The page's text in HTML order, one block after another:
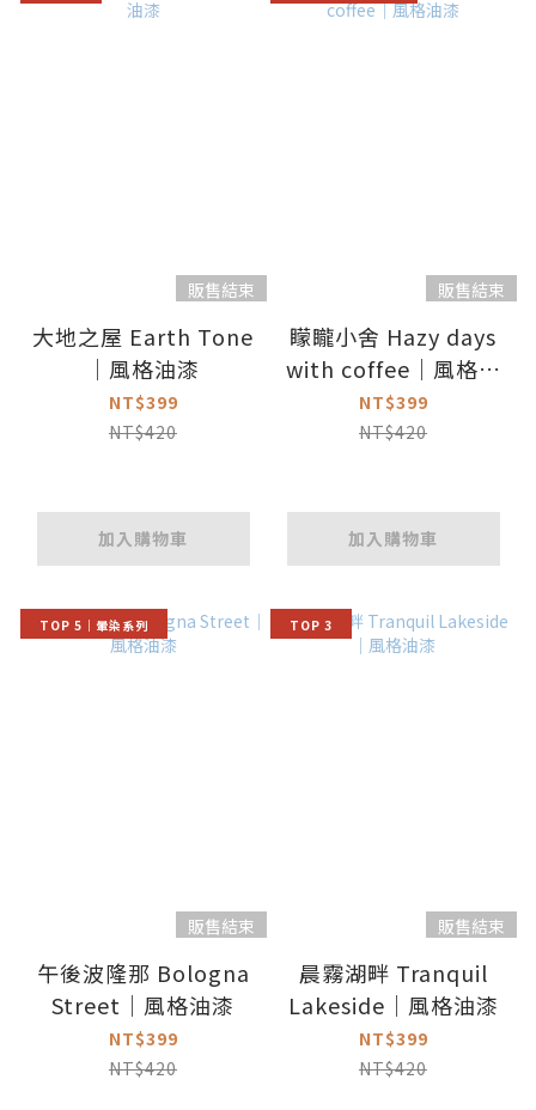
販售結束
大地之屋 Earth Tone
｜風格油漆
NT$399
NT$420
加入購物車
販售結束
矇矓小舍 Hazy days
with coffee｜風格油
漆
NT$399
NT$420
加入購物車
TOP 5｜暈染系列
販售結束
午後波隆那 Bologna
Street｜風格油漆
NT$399
NT$420
TOP 3
販售結束
晨霧湖畔 Tranquil
Lakeside｜風格油漆
NT$399
NT$420